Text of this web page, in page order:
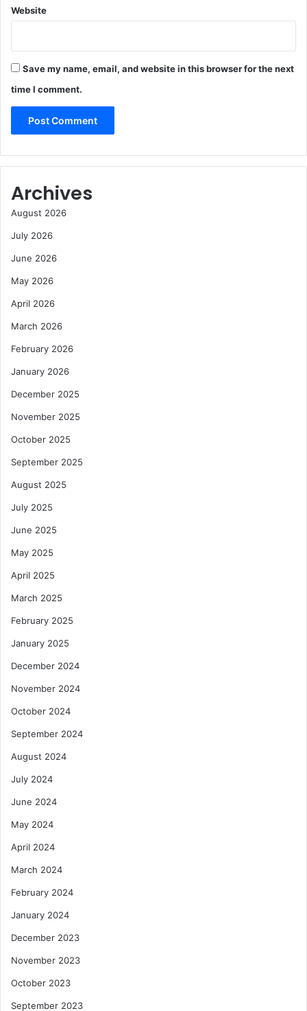
Website
Save my name, email, and website in this browser for the next
time I comment.
Archives
August 2026
July 2026
June 2026
May 2026
April 2026
March 2026
February 2026
January 2026
December 2025
November 2025
October 2025
September 2025
August 2025
July 2025
June 2025
May 2025
April 2025
March 2025
February 2025
January 2025
December 2024
November 2024
October 2024
September 2024
August 2024
July 2024
June 2024
May 2024
April 2024
March 2024
February 2024
January 2024
December 2023
November 2023
October 2023
September 2023